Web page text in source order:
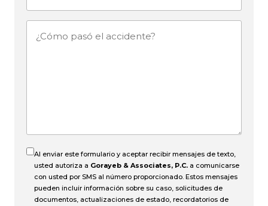
¿Cómo
Al enviar este formulario y aceptar recibir mensajes de texto,
usted autoriza a Gorayeb & Associates, P.C. a comunicarse
con usted por SMS al número proporcionado. Estos mensajes
pueden incluir información sobre su caso, solicitudes de
documentos, actualizaciones de estado, recordatorios de